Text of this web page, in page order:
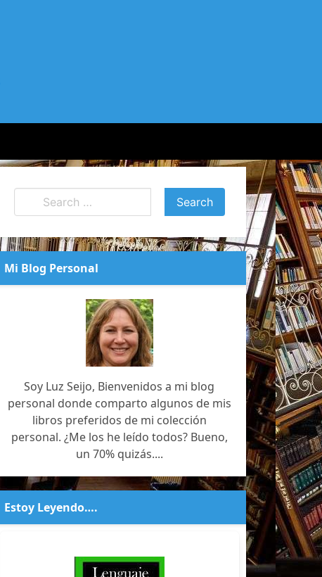
Mi Blog Personal
Soy Luz Seijo, Bienvenidos a mi blog
personal donde comparto algunos de mis
libros preferidos de mi colección
personal. ¿Me los he leído todos? Bueno,
un 70% quizás....
Estoy Leyendo….